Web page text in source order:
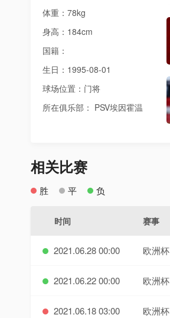
体重：78kg
身高：184cm
国籍：
生日：1995-08-01
球场位置：门将
所在俱乐部： PSV埃因霍温
相关比赛
胜 平 负
时间 赛事
2021.06.28 00:00 欧洲杯
2021.06.22 00:00 欧洲杯
2021.06.18 03:00 欧洲杯